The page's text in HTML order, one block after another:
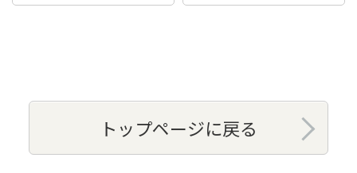
トップページに戻る